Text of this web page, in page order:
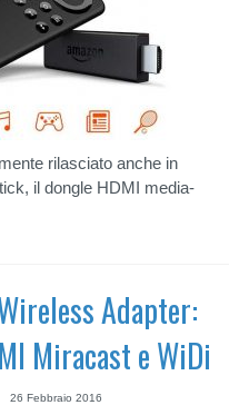
rilasciato anche in
il dongle HDMI media-
Adapter:
Miracast e WiDi
26 Febbraio 2016